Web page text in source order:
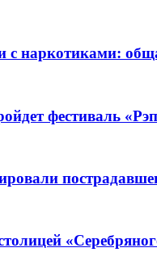
с наркотиками:
фестиваль